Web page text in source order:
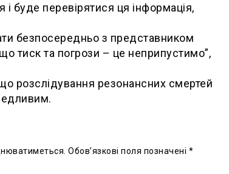
буде перевірятися ця інформація,
безпосередньо з представником
тиск та погрози – це неприпустимо”,
розслідування резонансних смертей
Обов’язкові поля позначені *